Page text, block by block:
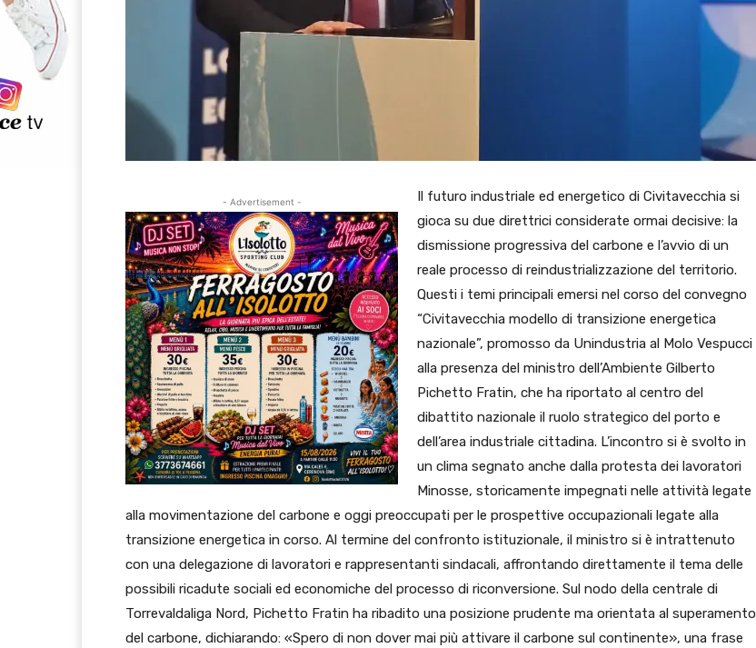
- Advertisement - Il futuro industriale ed energetico di Civitavecchia si
gioca su due direttrici considerate ormai decisive: la
dismissione progressiva del carbone e l’avvio di un
reale processo di reindustrializzazione del territorio.
Questi i temi principali emersi nel corso del convegno
“Civitavecchia modello di transizione energetica
nazionale”, promosso da Unindustria al Molo Vespucci
alla presenza del ministro dell’Ambiente Gilberto
Pichetto Fratin, che ha riportato al centro del
dibattito nazionale il ruolo strategico del porto e
dell’area industriale cittadina. L’incontro si è svolto in
un clima segnato anche dalla protesta dei lavoratori
Minosse, storicamente impegnati nelle attività legate
alla movimentazione del carbone e oggi preoccupati per le prospettive occupazionali legate alla
transizione energetica in corso. Al termine del confronto istituzionale, il ministro si è intrattenuto
con una delegazione di lavoratori e rappresentanti sindacali, affrontando direttamente il tema delle
possibili ricadute sociali ed economiche del processo di riconversione. Sul nodo della centrale di
Torrevaldaliga Nord, Pichetto Fratin ha ribadito una posizione prudente ma orientata al superamento
del carbone, dichiarando: «Spero di non dover mai più attivare il carbone sul continente», una frase